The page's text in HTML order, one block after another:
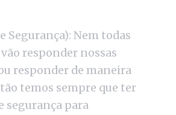
Segurança): Nem todas
vão responder nossas
responder de maneira
temos sempre que ter
segurança para